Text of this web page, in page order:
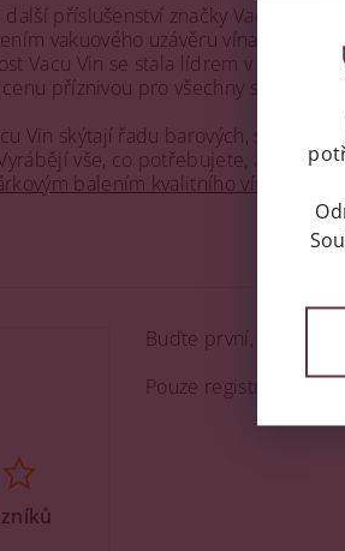
další příslušenství značky Vacu Vin
vakuového uzávěru vína a
Vacu Vin se stala lídrem v oblasti
příznivou pro všechny
Vin skýtají řadu barových,
Vyrábějí vše, co potřebujete, aby
balením kvalitního vína
Buďte první, kdo
Pouze registrovaní